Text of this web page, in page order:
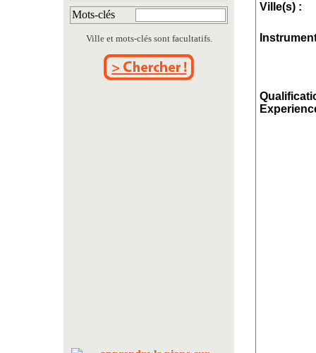
Mots-clés
Ville et mots-clés sont facultatifs.
Ville(s) :